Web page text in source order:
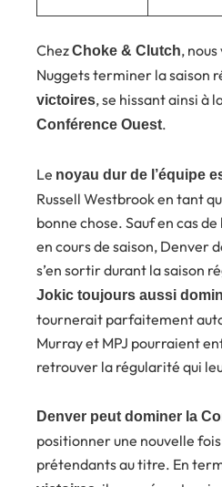
ChezChoke & Clutch,
Nuggets terminer la saison
victoires, se hissant ainsi à
Conférence Ouest.
Le noyau dur de l’équipe
Russell Westbrook en tant
bonne chose. Sauf en cas
en cours de saison, Denver
s’en sortir durant la saison
Jokic toujours aussi
tournerait parfaitement
Murray et MPJ pourraient
retrouver la régularité qui
Denver peut dominer la
positionner une nouvelle
prétendants au titre. En